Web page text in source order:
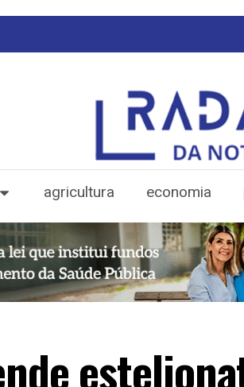
agricultura economia